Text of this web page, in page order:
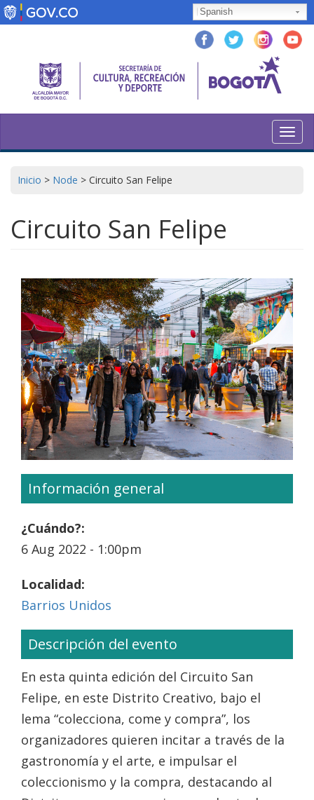
Skip
to
Spanish
Inicio > Node > Circuito San Felipe
Circuito San Felipe
Información general
¿Cuándo?:
6 Aug 2022 - 1:00pm
Localidad:
Barrios Unidos
Descripción del evento
En esta quinta edición del Circuito San
Felipe, en este Distrito Creativo, bajo el
lema “colecciona, come y compra”, los
organizadores quieren incitar a través de la
gastronomía y el arte, e impulsar el
coleccionismo y la compra, destacando al